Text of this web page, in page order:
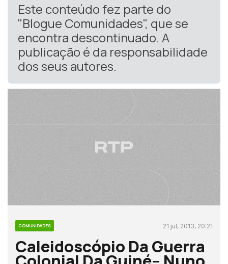
Este conteúdo fez parte do
"Blogue Comunidades", que se
encontra descontinuado. A
publicação é da responsabilidade
dos seus autores.
COMUNIDADES 21 jul, 2013, 20:21
Caleidoscópio Da Guerra